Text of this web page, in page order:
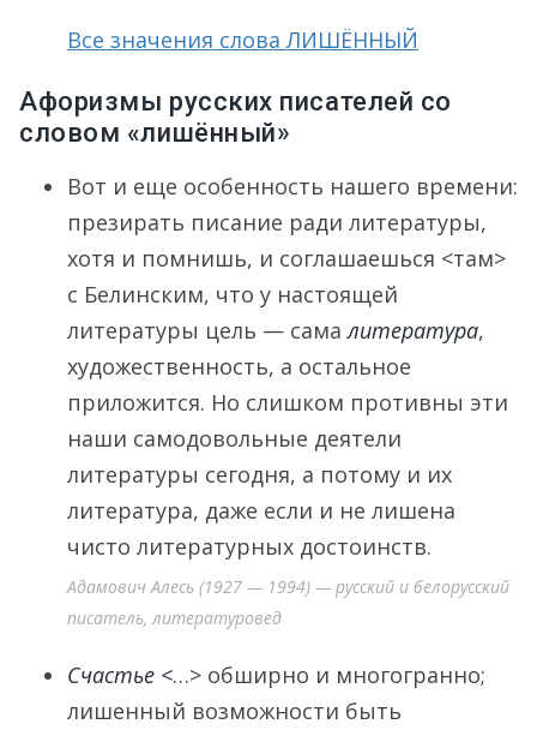
Все значения слова ЛИШЁННЫЙ
Афоризмы русских писателей со
словом «лишённый»
Вот и еще особенность нашего времени:
презирать писание ради литературы,
хотя и помнишь, и соглашаешься <там>
с Белинским, что у настоящей
литературы цель — самалитература,
художественность, а остальное
приложится. Но слишком противны эти
наши самодовольные деятели
литературы сегодня, а потому и их
литература, даже если и не лишена
чисто литературных достоинств.
Адамович Алесь (1927 — 1994) — русский и белорусский
писатель, литературовед
Счастье <…> обширно и многогранно;
лишенный возможности быть